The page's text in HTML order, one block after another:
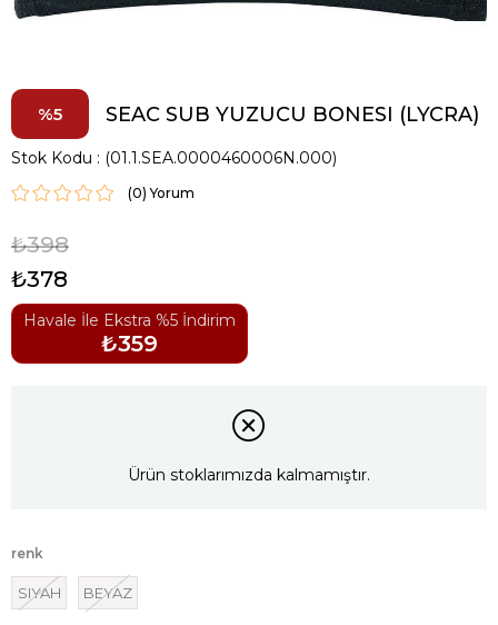
5 SEAC SUB YUZUCU BONESI (LYCRA)
Stok Kodu (01.1.SEA.0000460006N.000)
(0)
₺398
₺378
Havale İle Ekstra %5 İndirim
₺359
Ürün stoklarımızda kalmamıştır.
renk
SIYAH BEYAZ